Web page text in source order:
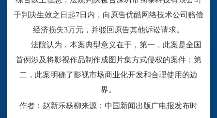
于判决生效之日起7日内，向原告优酷网络技术公司赔偿
经济损失3万元，并驳回原告其他诉讼请求。
法院认为，本案典型意义在于，第一，此案是全国
首例涉及将影视作品制作成图片集方式侵权的案件；第
二，此案明确了影视市场商业化开发和合理使用的边
界。
作者：赵新乐杨柳来源：中国新闻出版广电报发布时